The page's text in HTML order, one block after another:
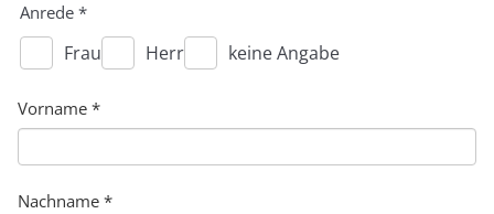
Anrede *
Frau Herr keine Angabe
Vorname *
Nachname *